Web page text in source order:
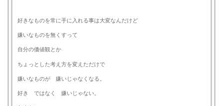
好きなものを常に手に入れる事は大変なんだけど
嫌いなものを無くすって
自分の価値観とか
ちょっとした考え方を変えただけで
嫌いなものが 嫌いじゃなくなる。
好き ではなく 嫌いじゃない。